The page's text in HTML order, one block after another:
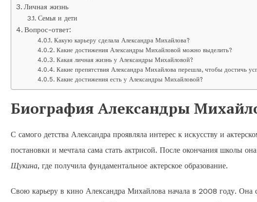
Личная жизнь
Семья и дети
Вопрос-ответ:
Какую карьеру сделала Александра Михайлова?
Какие достижения Александры Михайловой можно выделить?
Какая личная жизнь у Александры Михайловой?
Какие препятствия Александра Михайлова перешла, чтобы достичь
Какие достижения есть у Александры Михайловой?
Биография Александры
С самого детства Александра проявляла интерес к искусству и
постановки и мечтала сама стать актрисой. После окончания школы
Щукина, где получила фундаментальное актерское образование.
Свою карьеру в кино Александра Михайлова начала в 2008 году. Она